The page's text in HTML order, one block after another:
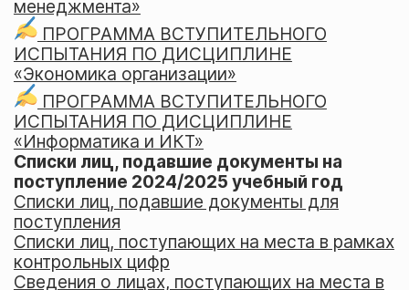
менеджмента»
ПРОГРАММА ВСТУПИТЕЛЬНОГО
ИСПЫТАНИЯ ПО ДИСЦИПЛИНЕ
«Экономика организации»
ПРОГРАММА ВСТУПИТЕЛЬНОГО
ИСПЫТАНИЯ ПО ДИСЦИПЛИНЕ
«Информатика и ИКТ»
Списки лиц, подавшие документы на
поступление 2024/2025 учебный год
Списки лиц, подавшие документы для
поступления
Списки лиц, поступающих на места в рамках
контрольных цифр
Сведения о лицах, поступающих на места в